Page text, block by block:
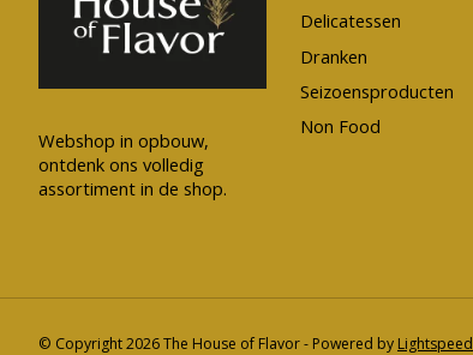
Webshop in opbouw,
ontdenk ons volledig
assortiment in de shop.
Delicatessen
Dranken
Seizoensproducten
Non Food
© Copyright 2026 The House of Flavor - Powered by Lightspeed